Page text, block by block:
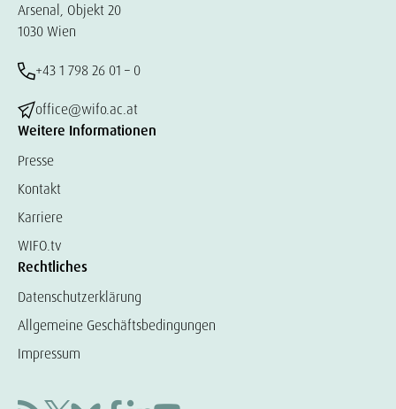
Arsenal, Objekt 20
1030 Wien
+43 1 798 26 01 – 0
office@wifo.ac.at
Weitere Informationen
Presse
Kontakt
Karriere
WIFO.tv
Rechtliches
Datenschutzerklärung
Allgemeine Geschäftsbedingungen
Impressum